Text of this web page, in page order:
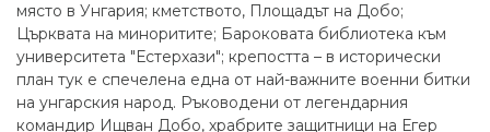
място в Унгария; кметството, Площадът на Добо;
Църквата на миноритите; Бароковата библиотека към
университета "Естерхази"; крепостта – в исторически
план тук е спечелена една от най-важните военни битки
на унгарския народ. Ръководени от легендарния
командир Ищван Добо, храбрите защитници на Егер